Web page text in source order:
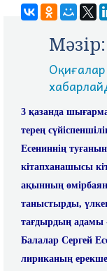
Мәзір:
Оқиғалар
3 қазанда
терең
Есениннің
кітапханашысы
ақынның
таныстырды,
тағдырдың адамы
Балалар Сергей
лириканың